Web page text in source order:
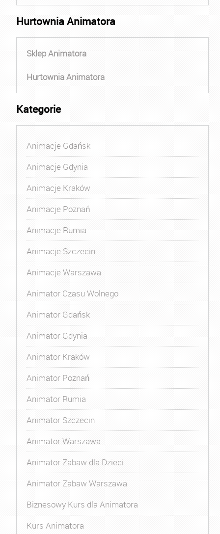
Hurtownia Animatora
Sklep Animatora
Hurtownia Animatora
Kategorie
Animacje Gdańsk
Animacje Gdynia
Animacje Kraków
Animacje Poznań
Animacje Rumia
Animacje Szczecin
Animacje Warszawa
Animator Czasu Wolnego
Animator Gdańsk
Animator Gdynia
Animator Kraków
Animator Poznań
Animator Rumia
Animator Szczecin
Animator Warszawa
Animator Zabaw dla Dzieci
Animator Zabaw Warszawa
Biznesowy Kurs dla Animatora
Kurs Animatora